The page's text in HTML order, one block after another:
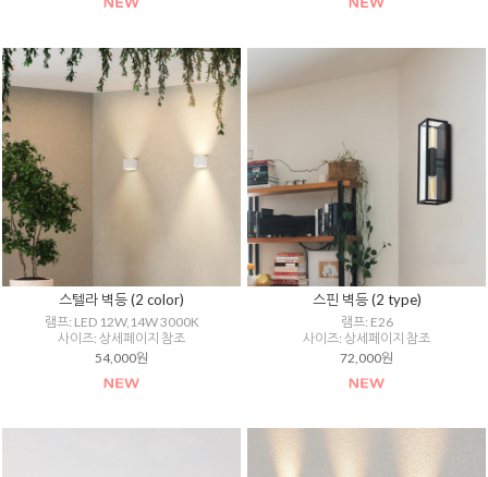
스텔라 벽등 (2 color)
램프: LED 12W,14W 3000K
사이즈: 상세페이지 참조
54,000원
스핀 벽등 (2 type)
램프: E26
사이즈: 상세페이지 참조
72,000원